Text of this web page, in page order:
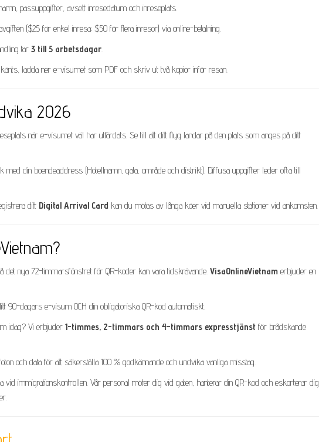
passuppgifter, avsett inresedatum och inreseplats.
($25 för enkel inresa; $50 för flera inresor) via online-betalning.
tar 3 till 5 arbetsdagar.
ladda ner e-visumet som PDF och skriv ut två kopior inför resan.
2026
när e-visumet väl har utfärdats. Se till att ditt flyg landar på den plats som anges på ditt
med din boendeaddress (Hotellnamn, gata, område och distrikt). Diffusa uppgifter leder ofta till
ditt Digital Arrival Card kan du mötas av långa köer vid manuella stationer vid ankomsten.
det nya 72-timmarsfönstret för QR-koder kan vara tidskrävande. VisaOnlineVietnam erbjuder en
90-dagars e-visum OCH din obligatoriska QR-kod automatiskt.
idag? Vi erbjuder 1-timmes, 2-timmars och 4-timmars expresstjänst för brådskande
och data för att säkerställa 100 % godkännande och undvika vanliga misstag.
vid immigrationskontrollen. Vår personal möter dig vid gaten, hanterar din QR-kod och eskorterar dig